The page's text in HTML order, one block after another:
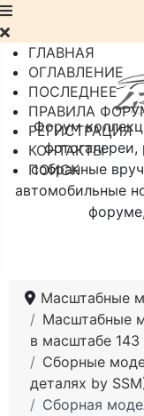
Форум
собранные
автомобильные
ГЛАВНАЯ
ОГЛАВЛЕНИЕ
ПОСЛЕДНЕЕ
ПРАВИЛА
РЕГИСТРАЦИЯ
КОНТАКТЫ
ПОИСК
Масштабные
Масштабные
в масштабе 143
Сборные
деталях by
Сборная